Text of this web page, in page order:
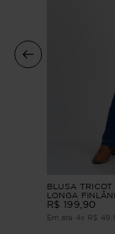
BLUSA TRICOT
LONGA
R$ 199 90
Em até 4x R$ 49